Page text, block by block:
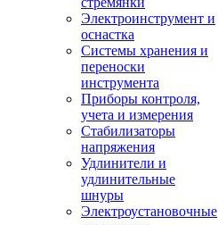
Электроинструмент и
оснастка
Системы хранения и
переноски
инструмента
Приборы контроля,
учета и измерения
Стабилизаторы
напряжения
Удлинители и
удлинительные
шнуры
Электроустановочные